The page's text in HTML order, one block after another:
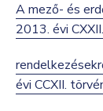
A mező- és
2013. évi
évi CCXII.